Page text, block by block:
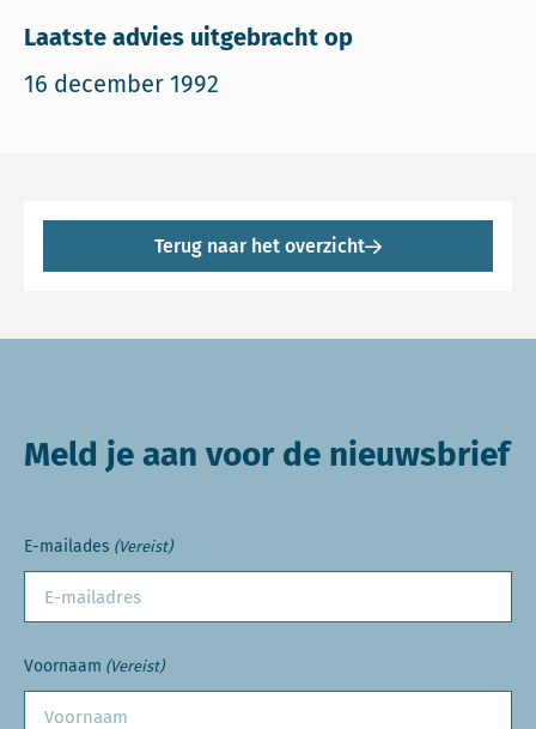
Laatste advies uitgebracht op
16 december 1992
Terug naar het overzicht
Meld je aan voor de nieuwsbrief
E-mailades (Vereist)
Voornaam (Vereist)